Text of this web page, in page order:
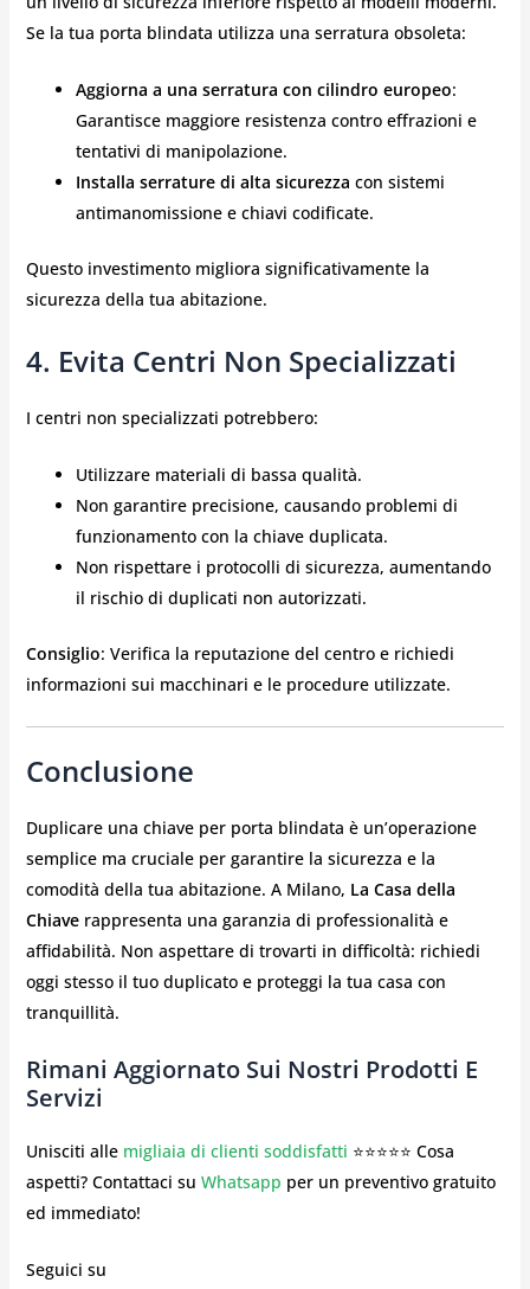
Se la tua porta blindata utilizza una serratura obsoleta:
Aggiorna a una serratura con cilindro europeo:
Garantisce maggiore resistenza contro effrazioni e
tentativi di manipolazione.
Installa serrature di alta sicurezza con sistemi
antimanomissione e chiavi codificate.
Questo investimento migliora significativamente la
sicurezza della tua abitazione.
4. Evita Centri Non Specializzati
I centri non specializzati potrebbero:
Utilizzare materiali di bassa qualità.
Non garantire precisione, causando problemi di
funzionamento con la chiave duplicata.
Non rispettare i protocolli di sicurezza, aumentando
il rischio di duplicati non autorizzati.
Consiglio: Verifica la reputazione del centro e richiedi
informazioni sui macchinari e le procedure utilizzate.
Conclusione
Duplicare una chiave per porta blindata è un’operazione
semplice ma cruciale per garantire la sicurezza e la
comodità della tua abitazione. A Milano, La Casa della
Chiaverappresenta una garanzia di professionalità e
affidabilità. Non aspettare di trovarti in difficoltà: richiedi
oggi stesso il tuo duplicato e proteggi la tua casa con
tranquillità.
Rimani Aggiornato Sui Nostri Prodotti E
Servizi
Unisciti alle migliaia di clienti soddisfatti ⭐⭐⭐⭐⭐ Cosa
aspetti? Contattaci su Whatsapp per un preventivo gratuito
ed immediato!
Seguici su